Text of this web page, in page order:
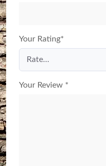
Your Rating*
Your Review *